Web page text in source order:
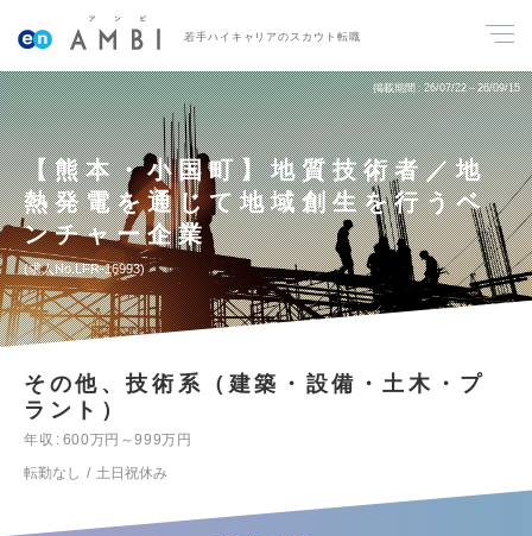
若手ハイキャリアのスカウト転職
掲載期間 26/07/22～26/09/15
【熊本・小国町】地質技術者／地
熱発電を通じて地域創生を行うベ
ンチャー企業
求人No.LFR-16993
その他、技術系（建築・設備・土木・プ
ラント）
年収
600万円～999万円
転勤なし
土日祝休み